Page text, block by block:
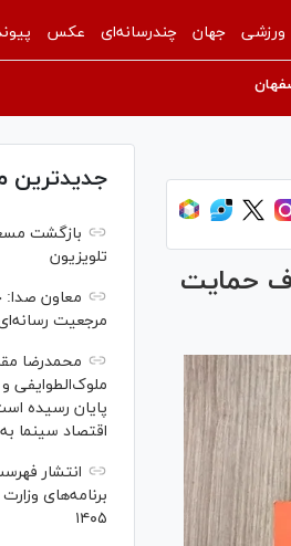
ورزشی جهان چندرسانه‌ای عکس
حمایت
جدیدترین
بازگشت
تلویزیون
معاون صدا:
مرجعیت
محمدرضا
ملوک‌الطوایفی
پایان رسیده
اقتصاد سینما
انتشار
برنامه‌های
۱۴۰۵